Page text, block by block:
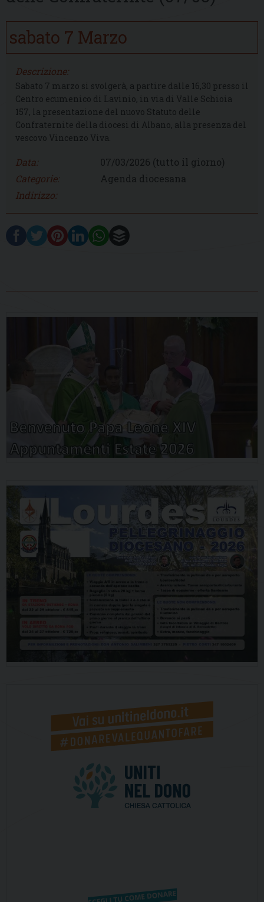
sabato 7 Marzo
Descrizione:
Sabato 7 marzo si svolgerà, a partire dalle 16,30 presso il
Centro ecumenico di Lavinio, in via di Valle Schioia
157, la presentazione del nuovo Statuto delle
Confraternite della diocesi di Albano, alla presenza del
vescovo Vincenzo Viva.
Data: 07/03/2026 (tutto il giorno)
Categorie:
Agenda diocesana
Indirizzo: